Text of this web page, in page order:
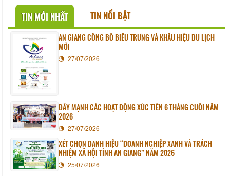
TIN MỚI NHẤT TIN NỔI BẬT
AN GIANG CÔNG BỐ BIỂU TRƯNG VÀ KHẨU HIỆU DU LỊCH
MỚI
27/07/2026
ĐẨY MẠNH CÁC HOẠT ĐỘNG XÚC TIẾN 6 THÁNG CUỐI NĂM
2026
27/07/2026
XÉT CHỌN DANH HIỆU “DOANH NGHIỆP XANH VÀ TRÁCH
NHIỆM XÃ HỘI TỈNH AN GIANG” NĂM 2026
25/07/2026